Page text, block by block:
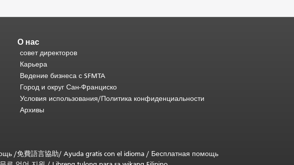
О нас
совет директоров
Карьера
Ведение бизнеса с SFMTA
Город и округ Сан-Франциско
Условия использования/Политика конфиденциальности
Архивы
/免費語言協助/ Ayuda gratis con el idioma / Бесплатная помощь